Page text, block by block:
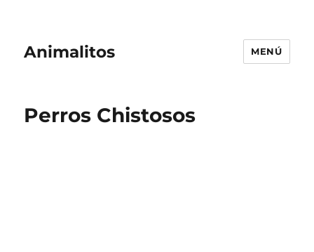
Animalitos MENÚ
Perros Chistosos